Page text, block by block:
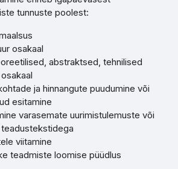
tunnuste poolest:
osakaal
abstraktsed, tehnilised
ja hinnangute puudumine või
esitamine
varasemate uurimistulemuste või
viitamine
teadmiste loomise püüdlus